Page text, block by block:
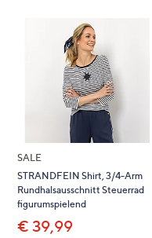
SALE
STRANDFEIN Shirt, 3/4-Arm
Rundhalsausschnitt Steuerrad
figurumspielend
€ 39,99